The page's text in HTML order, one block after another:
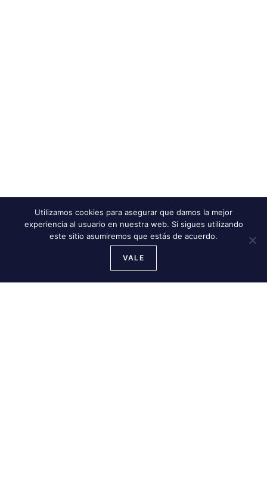
Utilizamos cookies para asegurar que damos la mejor
experiencia al usuario en nuestra web. Si sigues utilizando
este sitio asumiremos que estás de acuerdo.
VALE